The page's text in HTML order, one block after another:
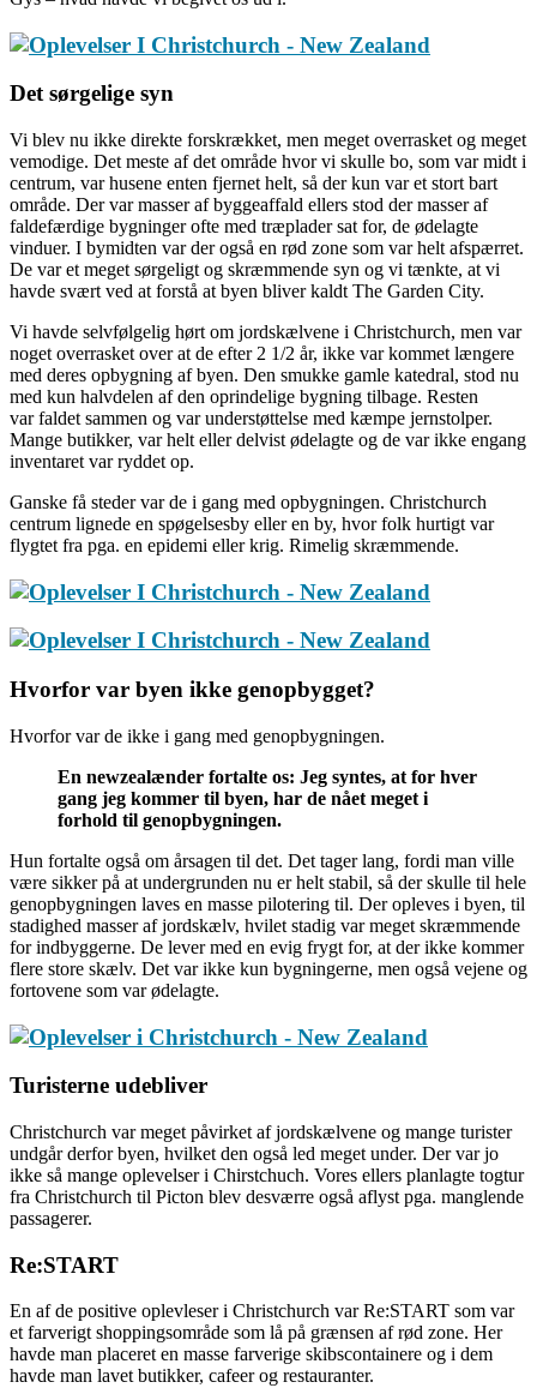
Det sørgelige syn
Vi blev nu ikke direkte forskrækket, men meget overrasket og meget
vemodige. Det meste af det område hvor vi skulle bo, som var midt i
centrum, var husene enten fjernet helt, så der kun var et stort bart
område. Der var masser af byggeaffald ellers stod der masser af
faldefærdige bygninger ofte med træplader sat for, de ødelagte
vinduer. I bymidten var der også en rød zone som var helt afspærret.
De var et meget sørgeligt og skræmmende syn og vi tænkte, at vi
havde svært ved at forstå at byen bliver kaldt The Garden City.
Vi havde selvfølgelig hørt om jordskælvene i Christchurch, men var
noget overrasket over at de efter 2 1/2 år, ikke var kommet længere
med deres opbygning af byen. Den smukke gamle katedral, stod nu
med kun halvdelen af den oprindelige bygning tilbage. Resten
var faldet sammen og var understøttelse med kæmpe jernstolper.
Mange butikker, var helt eller delvist ødelagte og de var ikke engang
inventaret var ryddet op.
Ganske få steder var de i gang med opbygningen. Christchurch
centrum lignede en spøgelsesby eller en by, hvor folk hurtigt var
flygtet fra pga. en epidemi eller krig. Rimelig skræmmende.
Hvorfor var byen ikke genopbygget?
Hvorfor var de ikke i gang med genopbygningen.
En newzealænder fortalte os: Jeg syntes, at for hver
gang jeg kommer til byen, har de nået meget i
forhold til genopbygningen.
Hun fortalte også om årsagen til det. Det tager lang, fordi man ville
være sikker på at undergrunden nu er helt stabil, så der skulle til hele
genopbygningen laves en masse pilotering til. Der opleves i byen, til
stadighed masser af jordskælv, hvilet stadig var meget skræmmende
for indbyggerne. De lever med en evig frygt for, at der ikke kommer
flere store skælv. Det var ikke kun bygningerne, men også vejene og
fortovene som var ødelagte.
Turisterne udebliver
Christchurch var meget påvirket af jordskælvene og mange turister
undgår derfor byen, hvilket den også led meget under. Der var jo
ikke så mange oplevelser i Chirstchuch. Vores ellers planlagte togtur
fra Christchurch til Picton blev desværre også aflyst pga. manglende
passagerer.
Re:START
En af de positive oplevleser i Christchurch var Re:START som var
et farverigt shoppingsområde som lå på grænsen af rød zone. Her
havde man placeret en masse farverige skibscontainere og i dem
havde man lavet butikker, cafeer og restauranter.